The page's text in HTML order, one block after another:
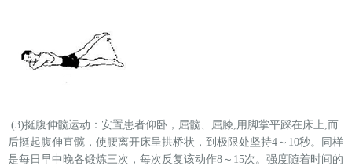
(3)挺腹伸髋运动：安置患者仰卧，屈髋、屈膝,用脚掌平踩在床上,而
后挺起腹伸直髋，使腰离开床呈拱桥状，到极限处坚持4～10秒。同样
是每日早中晚各锻炼三次，每次反复该动作8～15次。强度随着时间的